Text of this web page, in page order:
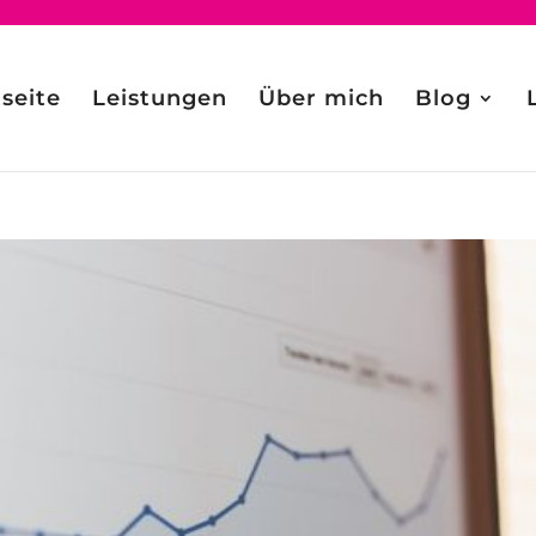
Leistungen Über mich Blog